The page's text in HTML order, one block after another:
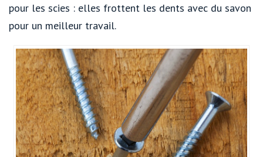
pour les scies : elles frottent les dents avec du savon
pour un meilleur travail.